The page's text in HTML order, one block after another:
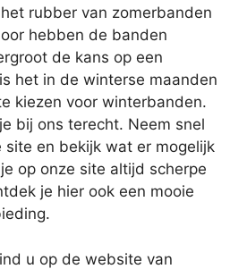
rubber van zomerbanden
hebben de banden
de kans op een
het in de winterse maanden
kiezen voor winterbanden.
bij ons terecht. Neem snel
site en bekijk wat er mogelijk
op onze site altijd scherpe
je hier ook een mooie
u op de website van